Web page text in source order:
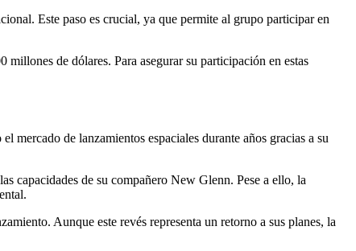
Este paso es crucial, ya que permite al grupo participar en
de dólares. Para asegurar su participación en estas
de lanzamientos espaciales durante años gracias a su
capacidades de su compañero New Glenn. Pese a ello, la
Aunque este revés representa un retorno a sus planes, la